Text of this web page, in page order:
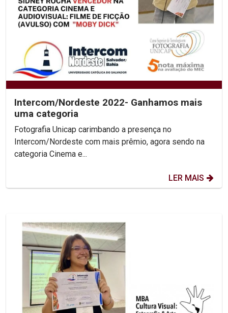
Intercom/Nordeste 2022- Ganhamos mais
uma categoria
Fotografia Unicap carimbando a presença no
Intercom/Nordeste com mais prêmio, agora sendo na
categoria Cinema e...
LER MAIS